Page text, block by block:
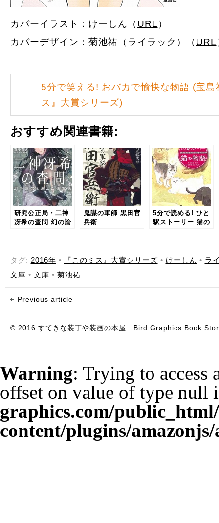
カバーイラスト：けーしん（ URL ）
カバーデザイン：菊池祐（ライラック）（ URL
5分で笑える! おバカで愉快な物語 (宝島
ス』大賞シリーズ)
おすすめ関連書籍:
研究公正局・二神
冴希の査問 幻の論
鬼謀の軍師 黒田官
兵衛
5分で読める! ひと
駅ストーリー 猫の
タグ: 2016年 • 『このミス』大賞シリーズ • けーしん • ラ
文庫 • 文庫 • 菊池祐
Previous article
© 2016 すてきな装丁や装画の本屋 Bird Graphics Book
Warning: Trying to access
offset on value of type null
graphics.com/
content/plugins/